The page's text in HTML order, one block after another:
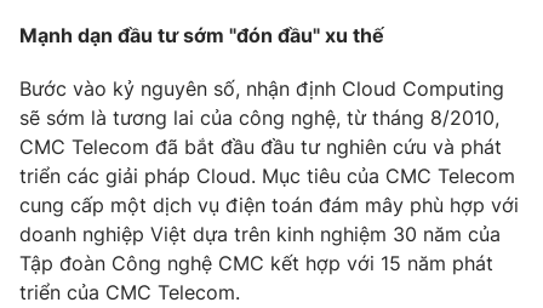
Tài chính
Thị trường
Góc doanh nghiệp
Truyền hình
Phim VTV
Hậu trường
Nhân vật
Giải trí
Điện ảnh
Âm nhạc
Đời sống
Mạnh dạn đầu tư sớm "đón đầu" xu thế
Bước vào kỷ nguyên số, nhận định Cloud Computing
sẽ sớm là tương lai của công nghệ, từ tháng 8/2010,
CMC Telecom đã bắt đầu đầu tư nghiên cứu và phát
triển các giải pháp Cloud. Mục tiêu của CMC Telecom
cung cấp một dịch vụ điện toán đám mây phù hợp với
doanh nghiệp Việt dựa trên kinh nghiệm 30 năm của
Tập đoàn Công nghệ CMC kết hợp với 15 năm phát
triển của CMC Telecom.